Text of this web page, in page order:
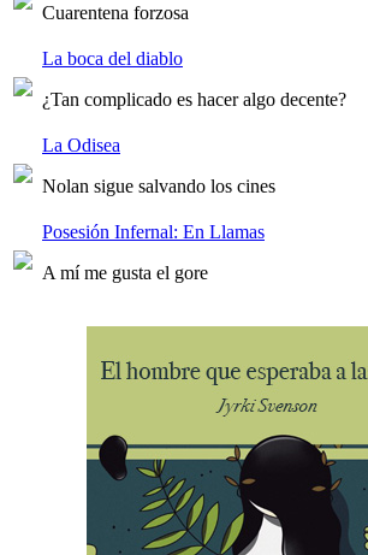
Cuarentena forzosa
La boca del diablo
¿Tan complicado es hacer algo decente?
La Odisea
Nolan sigue salvando los cines
Posesión Infernal: En Llamas
A mí me gusta el gore